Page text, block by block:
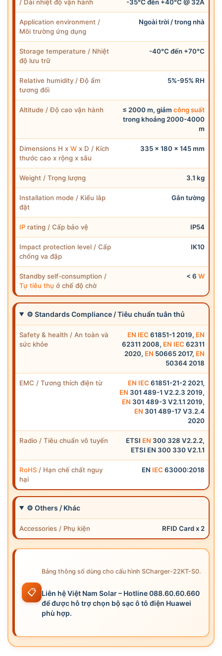
/ Dải nhiệt độ vận hành -35°C đến +40°C @ 32A
Application environment /
Môi trường ứng dụng
Ngoài trời / trong nhà
Storage temperature / Nhiệt
độ lưu trữ
-40°C đến +70°C
Relative humidity / Độ ẩm
tương đối
5%-95% RH
Altitude / Độ cao vận hành ≤ 2000 m, giảm công suất
trong khoảng 2000-4000
m
Dimensions H x W x D / Kích
thước cao x rộng x sâu
335 x 180 x 145 mm
Weight / Trọng lượng 3.1 kg
Installation mode / Kiểu lắp
đặt
Gắn tường
IP rating / Cấp bảo vệ IP54
Impact protection level / Cấp
chống va đập
IK10
Standby self-consumption /
Tự tiêu thụ ở chế độ chờ
< 6 W
⚙ Standards Compliance / Tiêu chuẩn tuân thủ
Safety & health / An toàn và
sức khỏe
EN IEC 61851-1 2019, EN
62311 2008, EN IEC 62311
2020, EN 50665 2017, EN
50364 2018
EMC / Tương thích điện từ EN IEC 61851-21-2 2021,
EN 301 489-1 V2.2.3 2019,
EN 301 489-3 V2.1.1 2019,
EN 301 489-17 V3.2.4
2020
Radio / Tiêu chuẩn vô tuyến ETSI EN 300 328 V2.2.2,
ETSI EN 300 330 V2.1.1
RoHS / Hạn chế chất nguy
hại
EN IEC 63000:2018
⚙ Others / Khác
Accessories / Phụ kiện RFID Card x 2
📋
Bảng thông số dùng cho cấu hình SCharger-22KT-S0.
Liên hệ Việt Nam Solar – Hotline 088.60.60.660
để được hỗ trợ chọn bộ sạc ô tô điện Huawei
phù hợp.